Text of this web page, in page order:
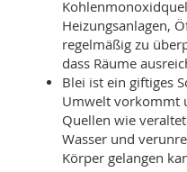
Heizungsanlagen,
regelmäßig zu
dass Räume
Blei ist ein giftiges
Umwelt vorkommt
Quellen wie
Wasser und
Körper gelangen